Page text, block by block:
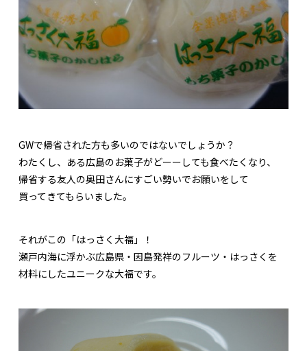
GWで帰省された方も多いのではないでしょうか？
わたくし、ある広島のお菓子がどーーしても食べたくなり、
帰省する友人の奥田さんにすごい勢いでお願いをして
買ってきてもらいました。
それがこの「はっさく大福」！
瀬戸内海に浮かぶ広島県・因島発祥のフルーツ・はっさくを
材料にしたユニークな大福です。